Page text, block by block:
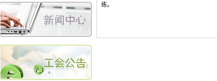
医学院乒乓球协会
医学院羽毛球协会
医学院游泳协会
医学院飞镖协会
练。